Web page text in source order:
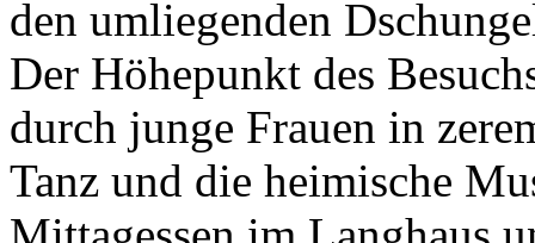
den umliegenden
Der Höhepunkt des
durch junge Frauen in
Tanz und die heimische